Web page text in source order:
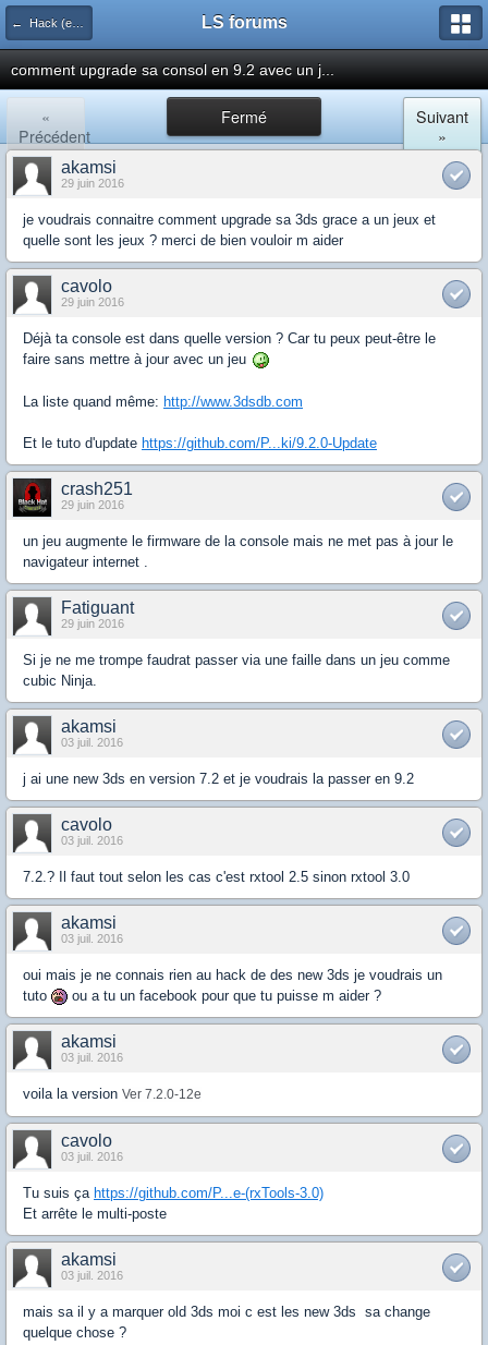
← Hack (exploits, homebrews...) LS forums
comment upgrade sa consol en 9.2 avec un j...
Fermé
«
Précédent
Suivant
»
akamsi
29 juin 2016
je voudrais connaitre comment upgrade sa 3ds grace a un jeux et
quelle sont les jeux ? merci de bien vouloir m aider
cavolo
29 juin 2016
Déjà ta console est dans quelle version ? Car tu peux peut-être le
faire sans mettre à jour avec un jeu
La liste quand même: http://www.3dsdb.com
Et le tuto d'update https://github.com/P...ki/9.2.0-Update
crash251
29 juin 2016
un jeu augmente le firmware de la console mais ne met pas à jour le
navigateur internet .
Fatiguant
29 juin 2016
Si je ne me trompe faudrat passer via une faille dans un jeu comme
cubic Ninja.
akamsi
03 juil. 2016
j ai une new 3ds en version 7.2 et je voudrais la passer en 9.2
cavolo
03 juil. 2016
7.2.? Il faut tout selon les cas c'est rxtool 2.5 sinon rxtool 3.0
akamsi
03 juil. 2016
oui mais je ne connais rien au hack de des new 3ds je voudrais un
tuto
ou a tu un facebook pour que tu puisse m aider ?
akamsi
03 juil. 2016
voila la version Ver 7.2.0-12e
cavolo
03 juil. 2016
Tu suis ça https://github.com/P...e-(rxTools-3.0)
Et arrête le multi-poste
akamsi
03 juil. 2016
mais sa il y a marquer old 3ds moi c est les new 3ds sa change
quelque chose ?